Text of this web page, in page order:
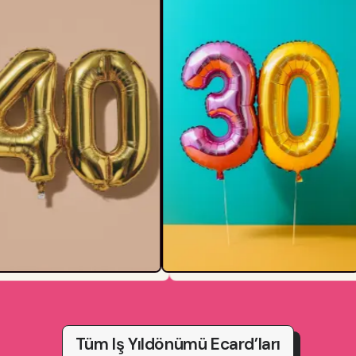
Tüm Iş Yıldönümü Ecard’ları